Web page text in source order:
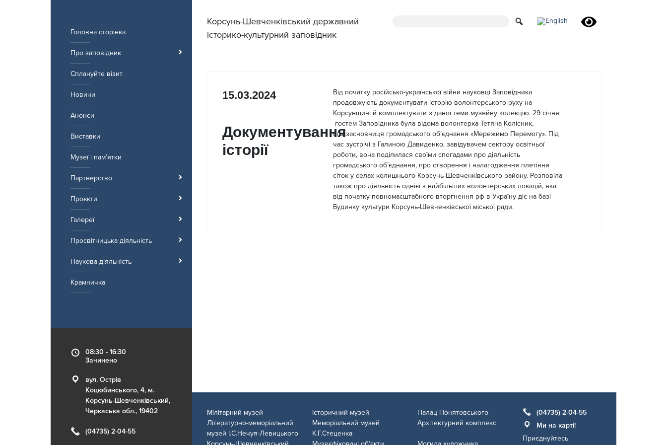
Головна сторінка
Про заповідник
Сплануйте візит
Новини
Анонси
Виставки
Музеї і пам’ятки
Партнерство
Проєкти
Галереї
Просвітницька діяльність
Наукова діяльність
Крамничка
08:30 - 16:30
Зачинено
вул. Острів
Коцюбинського, 4, м.
Корсунь-Шевченківський,
Черкаська обл., 19402
(04735) 2-04-55
Корсунь-Шевченківський державний
історико-культурний заповідник
15.03.2024
Документування
історії
Від початку російсько-української війни науковці Заповідника
продовжують документувати історію волонтерського руху на
Корсунщині й комплектувати з даної теми музейну колекцію. 29 січня
гостем Заповідника була відома волонтерка Тетяна Колісник,
співзасновниця громадського об’єднання «Мережимо Перемогу». Під
час зустрічі з Галиною Давиденко, завідувачем сектору освітньої
роботи, вона поділилася своїми спогадами про діяльність
громадського об’єднання, про створення і налагодження плетіння
сіток у селах колишнього Корсунь-Шевченківського району. Розповіла
також про діяльність однієї з найбільших волонтерських локацій, яка
від початку повномасштабного вторгнення рф в Україну діє на базі
Будинку культури Корсунь-Шевченківської міської ради.
Мілітарний музей Історичний музей
Палац Понятовського
Літературно-меморіальний
музей І.С.Нечуя-Левицького
Меморіальний музей
К.Г.Стеценка
Архітектурний комплекс
(04735) 2-04-55
Ми на карті!
Приєднуйтесь